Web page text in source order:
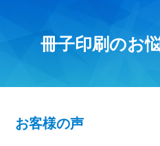
冊子印刷のお
お客様の声